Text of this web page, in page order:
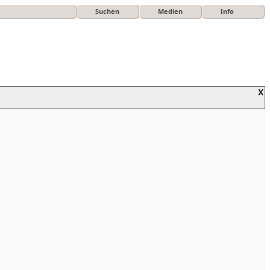
Suchen Medien Info